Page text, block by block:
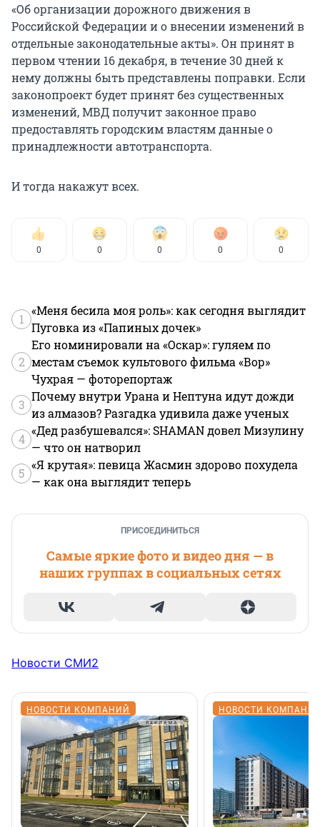
«Об организации дорожного движения в
Российской Федерации и о внесении изменений в
отдельные законодательные акты». Он принят в
первом чтении 16 декабря, в течение 30 дней к
нему должны быть представлены поправки. Если
законопроект будет принят без существенных
изменений, МВД получит законное право
предоставлять городским властям данные о
принадлежности автотранспорта.
И тогда накажут всех.
0 0 0 0 0
1
«Меня бесила моя роль»: как сегодня выглядит
Пуговка из «Папиных дочек»
2
Его номинировали на «Оскар»: гуляем по
местам съемок культового фильма «Вор»
Чухрая — фоторепортаж
3
Почему внутри Урана и Нептуна идут дожди
из алмазов? Разгадка удивила даже ученых
4
«Дед разбушевался»: SHAMAN довел Мизулину
— что он натворил
5
«Я крутая»: певица Жасмин здорово похудела
— как она выглядит теперь
ПРИСОЕДИНИТЬСЯ
Самые яркие фото и видео дня — в
наших группах в социальных сетях
Новости СМИ2
НОВОСТИ КОМПАНИЙ НОВОСТИ